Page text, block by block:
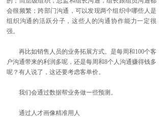
会很频繁；跨部门沟通，可以发现两个组织中哪些人是
组织沟通的活跃分子，这些人的沟通协作能力一定很
强。
再比如销售人员的业务拓展方式。是每周和100个客
户沟通带来的利润多呢，还是每周和8个人沟通赚得钱多
呢？有人说了，这还要考虑客单价。
我们会通过数据帮业务做一些预测。
通过人才画像精准用人